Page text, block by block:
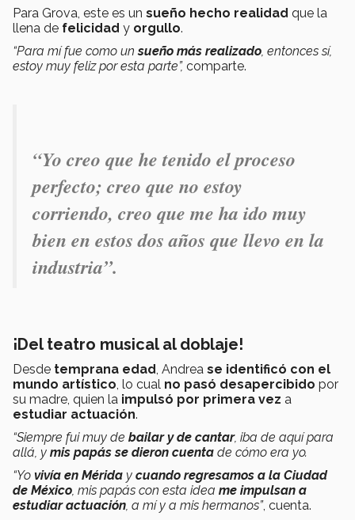
Para Grova, este es un sueño hecho realidad que la
llena de felicidad y orgullo.
“Para mí fue como unsueño más realizado, entonces sí,
estoy muy feliz por esta parte”, comparte.
“Yo creo que he tenido el proceso
perfecto; creo que no estoy
corriendo, creo que me ha ido muy
bien en estos dos años que llevo en la
industria”.
¡Del teatro musical al doblaje!
Desde temprana edad, Andrea se identificó con el
mundo artístico, lo cual no pasó desapercibido por
su madre, quien la impulsó por primera vez a
estudiar actuación.
“Siempre fui muy de bailar y de cantar, iba de aquí para
allá, y mis papás se dieron cuenta de cómo era yo.
“Yo vivía en Mérida y cuando regresamos a la Ciudad
de México, mis papás con esta idea me impulsan a
estudiar actuación, a mí y a mis hermanos”, cuenta.